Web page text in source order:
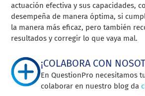
actuación efectiva y sus capacidades,
desempeña de manera óptima, si
la manera más eficaz, pero también
resultados y corregir lo que vaya mal.
¡COLABORA CON
En QuestionPro necesitamos
colaborar en nuestro blog da